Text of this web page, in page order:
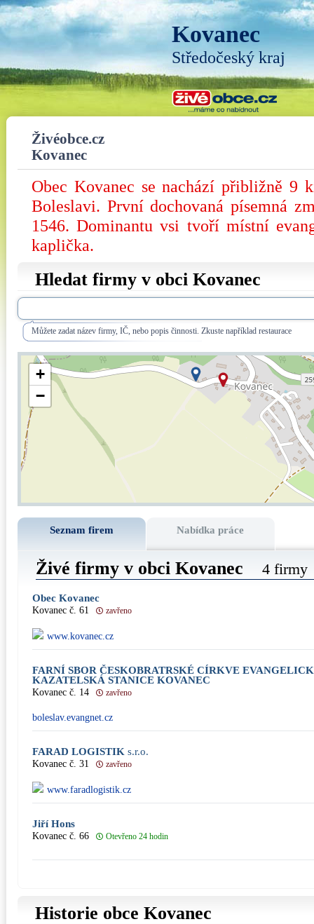
Kovanec
Středočeský kraj
Živéobce.cz
Kovanec
Obec Kovanec se nachází přibližně 9
Boleslavi. První dochovaná písemná
1546. Dominantu vsi tvoří místní
kaplička.
Hledat firmy v obci Kovanec
Můžete zadat název firmy, IČ, nebo popis činnosti. Zkuste například restaurace
+
−
Seznam firem Nabídka práce
Živé firmy v obci Kovanec 4 firmy
Obec Kovanec
Kovanec č. 61 zavřeno
www.kovanec.cz
FARNÍ SBOR ČESKOBRATRSKÉ CÍRKVE
KAZATELSKÁ STANICE KOVANEC
Kovanec č. 14 zavřeno
boleslav.evangnet.cz
FARAD LOGISTIK s.r.o.
Kovanec č. 31 zavřeno
www.faradlogistik.cz
Jiří Hons
Kovanec č. 66 Otevřeno 24 hodin
Historie obce Kovanec